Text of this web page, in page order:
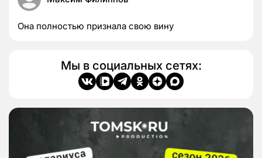
Она полностью признала свою вину
Мы в социальных сетях: